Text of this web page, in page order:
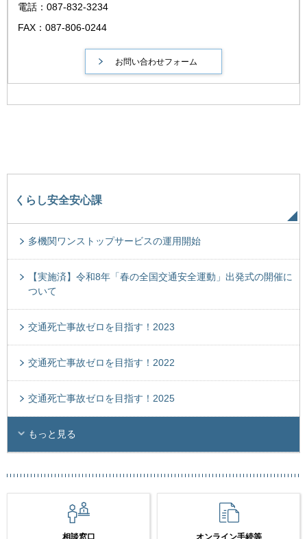
電話：087-832-3234
FAX：087-806-0244
くらし安全安心課
多機関ワンストップサービスの運用開始
【実施済】令和8年「春の全国交通安全運動」出発式の開催に
ついて
交通死亡事故ゼロを目指す！2023
交通死亡事故ゼロを目指す！2022
交通死亡事故ゼロを目指す！2025
もっと見る
相談窓口 オンライン手続等